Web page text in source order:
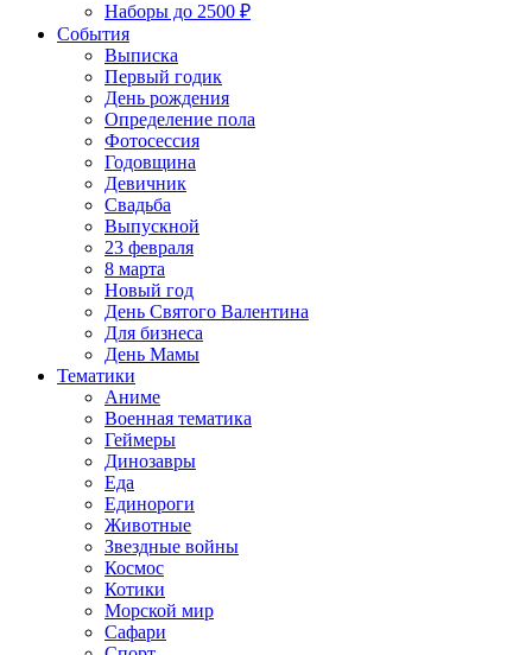
Наборы до 2500 ₽
События
Выписка
Первый годик
День рождения
Определение пола
Фотосессия
Годовщина
Девичник
Свадьба
Выпускной
23 февраля
8 марта
Новый год
День Святого Валентина
Для бизнеса
День Мамы
Тематики
Аниме
Военная тематика
Геймеры
Динозавры
Еда
Единороги
Животные
Звездные войны
Космос
Котики
Морской мир
Сафари